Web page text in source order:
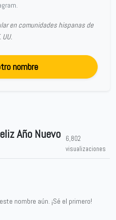
en comunidades hispanas de
UU.
nombre
Año Nuevo
6,802
visualizaciones
nombre aún. ¡Sé el primero!